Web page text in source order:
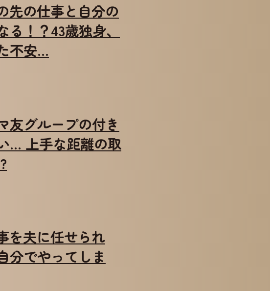
先の仕事と自分の
る！？43歳独身、
不安…
友グループの付き
… 上手な距離の取
を夫に任せられ
分でやってしま